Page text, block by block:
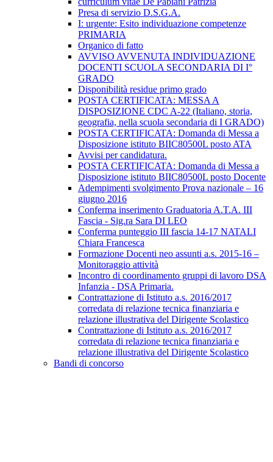
Presa di servizio D.S.G.A.
I: urgente: Esito individuazione competenze
PRIMARIA
Organico di fatto
AVVISO AVVENUTA INDIVIDUAZIONE
DOCENTI SCUOLA SECONDARIA DI I°
GRADO
Disponibilità residue primo grado
POSTA CERTIFICATA: MESSA A
DISPOSIZIONE CDC A-22 (Italiano, storia,
geografia, nella scuola secondaria di I GRADO)
POSTA CERTIFICATA: Domanda di Messa a
Disposizione istituto BIIC80500L posto ATA
Avvisi per candidatura.
POSTA CERTIFICATA: Domanda di Messa a
Disposizione istituto BIIC80500L posto Docente
Adempimenti svolgimento Prova nazionale – 16
giugno 2016
Conferma inserimento Graduatoria A.T.A. III
Fascia - Sig.ra Sara DI LEO
Conferma punteggio III fascia 14-17 NATALI
Chiara Francesca
Formazione Docenti neo assunti a.s. 2015-16 –
Monitoraggio attività
Incontro di coordinamento gruppi di lavoro DSA
Infanzia - DSA Primaria.
Contrattazione di Istituto a.s. 2016/2017
corredata di relazione tecnica finanziaria e
relazione illustrativa del Dirigente Scolastico
Contrattazione di Istituto a.s. 2016/2017
corredata di relazione tecnica finanziaria e
relazione illustrativa del Dirigente Scolastico
Bandi di concorso